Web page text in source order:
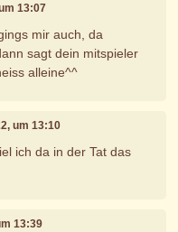
13:07
mir auch, da
sagt dein mitspieler
alleine^^
um 13:10
ich da in der Tat das
13:39